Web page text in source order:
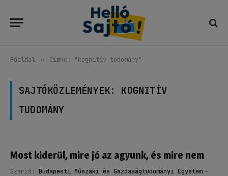
Főoldal » Címke: "kognitív tudomány"
SAJTÓKÖZLEMÉNYEK: KOGNITÍV
TUDOMÁNY
Most kiderül, mire jó az agyunk, és mire nem
Szerző: Budapesti Műszaki és Gazdaságtudományi Egyetem